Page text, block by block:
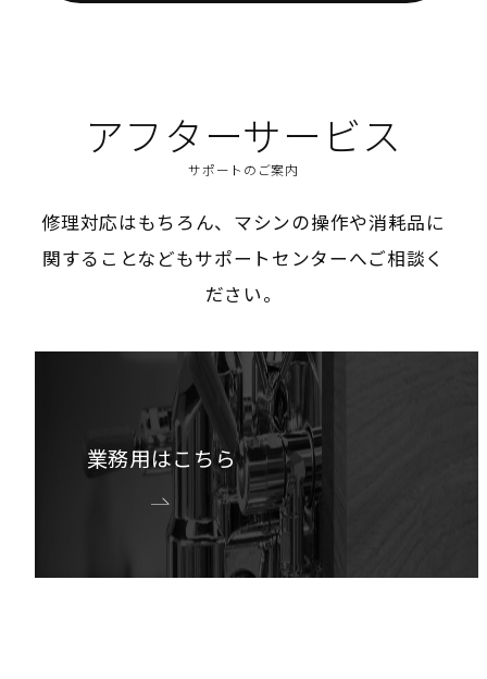
アフターサービス
サポートのご案内
修理対応はもちろん、マシンの操作や消耗品に
関することなどもサポートセンターへご相談く
ださい。
業務用はこちら